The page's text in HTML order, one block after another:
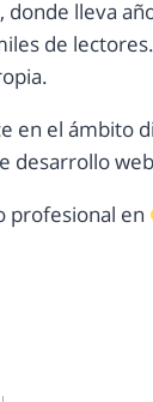
donde lleva
de
en el ámbito
desarrollo
profesional en